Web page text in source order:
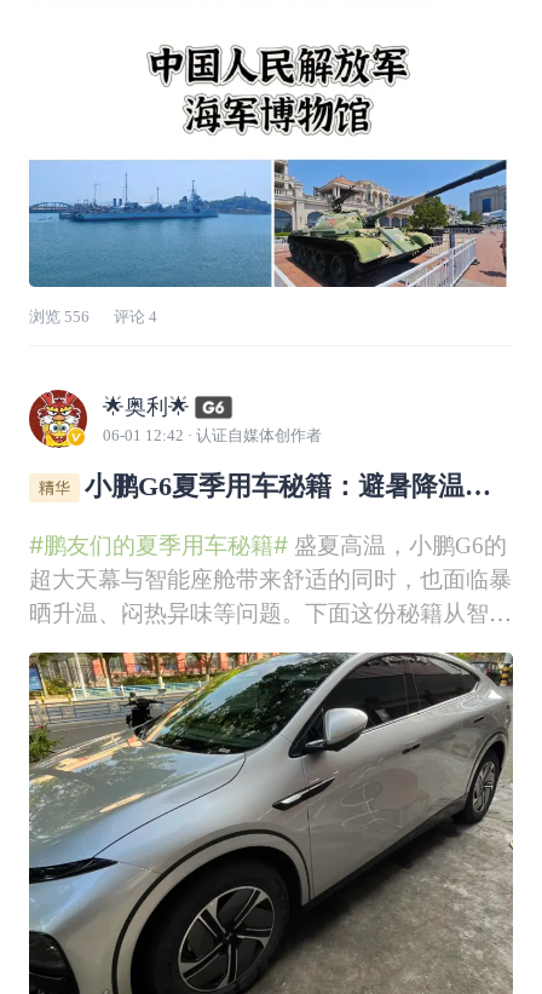
浏览 556 评论 4
🌟奥利🌟
06-01 12:42 · 认证自媒体创作者
小鹏G6夏季用车秘籍：避暑降温全
#鹏友们的夏季用车秘籍#盛夏高温，小鹏G6的
超大天幕与智能座舱带来舒适的同时，也面临暴
晒升温、闷热异味等问题。下面这份秘籍从智能
控温、遮阳隔热、香氛净化、用车养护四大维
度，搭配车载香薰片、遮阳天幕等实用好物，来
告别“蒸笼车”，清凉度夏。一、上车前：智能控
温，告别热浪突袭夏季露天停放的G6，车内温
度